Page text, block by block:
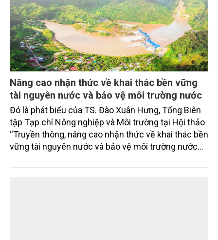
Nâng cao nhận thức về khai thác bền vững
tài nguyên nước và bảo vệ môi trường nước
Đó là phát biểu của TS. Đào Xuân Hưng, Tổng Biên
tập Tạp chí Nông nghiệp và Môi trường tại Hội thảo
“Truyền thông, nâng cao nhận thức về khai thác bền
vững tài nguyên nước và bảo vệ môi trường nước
trường phối hợp với Sở Nông nghiệp và Môi trường